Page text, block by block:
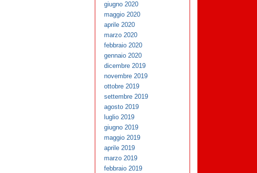
giugno 2020
maggio 2020
aprile 2020
marzo 2020
febbraio 2020
gennaio 2020
dicembre 2019
novembre 2019
ottobre 2019
settembre 2019
agosto 2019
luglio 2019
giugno 2019
maggio 2019
aprile 2019
marzo 2019
febbraio 2019